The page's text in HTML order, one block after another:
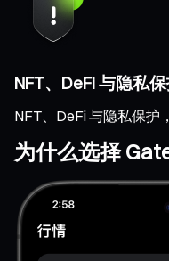
NFT、DeFi 与隐私
NFT、DeFi 与隐私保护
为什么选择